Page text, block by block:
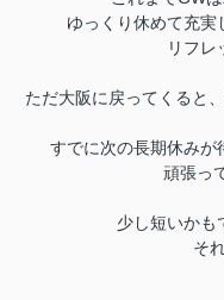
ゆっくり休めて充実
リフ
ただ大阪に戻ってくると
すでに次の長期休みが
頑張っ
少し短いかも
そ